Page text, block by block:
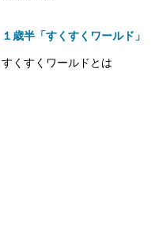
１歳半「すくすくワールド」
すくすくワールドとは